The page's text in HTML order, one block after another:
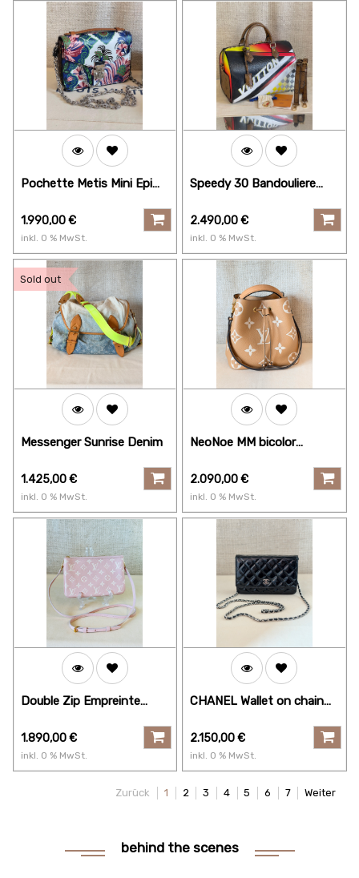
Pochette Metis Mini Epi
1.990,00€
inkl. 0 % MwSt.
Speedy 30 Bandouliere
2.490,00€
inkl. 0 % MwSt.
Sold out
Messenger Sunrise Denim
1.425,00€
inkl. 0 % MwSt.
NeoNoe MM bicolor
2.090,00€
inkl. 0 % MwSt.
Double Zip Empreinte
1.890,00€
inkl. 0 % MwSt.
CHANEL Wallet on chain
2.150,00€
inkl. 0 % MwSt.
Zurück 1 2 3 4 5 6 7 Weiter
behind the scenes